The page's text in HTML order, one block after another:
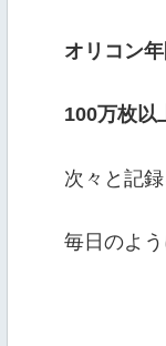
オリコン
100万枚以
次々と記
毎日のよ